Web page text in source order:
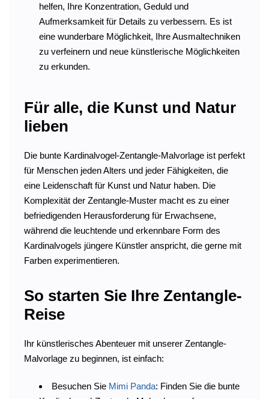
helfen, Ihre Konzentration, Geduld und
Aufmerksamkeit für Details zu verbessern. Es ist
eine wunderbare Möglichkeit, Ihre Ausmaltechniken
zu verfeinern und neue künstlerische Möglichkeiten
zu erkunden.
Für alle, die Kunst und Natur
lieben
Die bunte Kardinalvogel-Zentangle-Malvorlage ist perfekt
für Menschen jeden Alters und jeder Fähigkeiten, die
eine Leidenschaft für Kunst und Natur haben. Die
Komplexität der Zentangle-Muster macht es zu einer
befriedigenden Herausforderung für Erwachsene,
während die leuchtende und erkennbare Form des
Kardinalvogels jüngere Künstler anspricht, die gerne mit
Farben experimentieren.
So starten Sie Ihre Zentangle-
Reise
Ihr künstlerisches Abenteuer mit unserer Zentangle-
Malvorlage zu beginnen, ist einfach:
Besuchen Sie Mimi Panda: Finden Sie die bunte